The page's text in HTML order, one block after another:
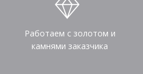
Работаем с золотом и
камнями заказчика